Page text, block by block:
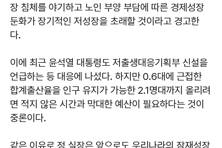
장 침체를 야기하고 노인 부양 부담에 따른 경제성장
둔화가 장기적인 저성장을 초래할 것이라고 경고한
다.
이에 최근 윤석열 대통령도 저출생대응기획부 신설을
언급하는 등 대응에 나섰다. 하지만 0.6대에 근접한
합계출산율을 인구 유지가 가능한 2.1명대까지 올리려
면 적지 않은 시간과 막대한 예산이 필요하다는 것이
중론이다.
같은 이유로 정 실장은 앞으로도 우리나라의 잠재성장